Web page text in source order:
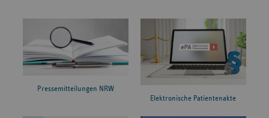
Pressemitteilungen NRW
Elektronische Patientenakte